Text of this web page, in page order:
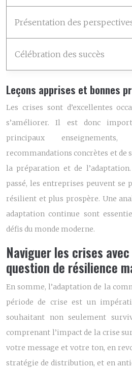
Présentation des
Célébration des succès
Leçons apprises et bonnes
Les crises sont d’excellentes
s’améliorer. Il est donc
principaux
recommandations concrètes et de
la préparation et de
passé, les entreprises peuvent se
résilient et plus prospère. Une
adaptation continue sont
défis du monde moderne.
Naviguer les crises
question de résilience
En somme, l’adaptation de la
période de crise est un
souhaitant non seulement
comprenant l’impact de la crise
votre message et votre ton, en
stratégie de distribution, et en